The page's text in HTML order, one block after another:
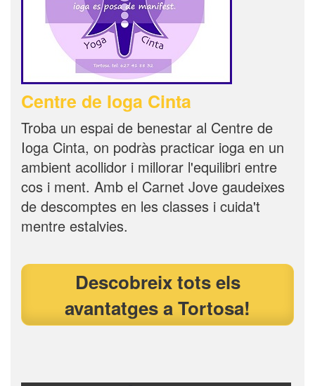
Centre de Ioga Cinta
Troba un espai de benestar al Centre de
Ioga Cinta, on podràs practicar ioga en un
ambient acollidor i millorar l'equilibri entre
cos i ment. Amb el Carnet Jove gaudeixes
de descomptes en les classes i cuida't
mentre estalvies.
Descobreix tots els
avantatges a Tortosa!